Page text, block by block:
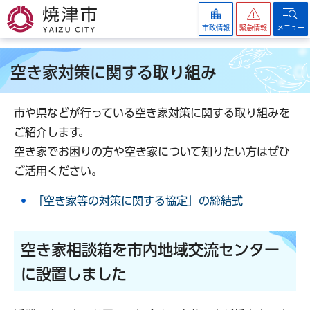
焼津市
市政情報 緊急情報 メニュー
空き家対策に関する取り組み
市や県などが行っている空き家対策に関する取り組みを
ご紹介します。
空き家でお困りの方や空き家について知りたい方はぜひ
ご活用ください。
「空き家等の対策に関する協定」の締結式
空き家相談箱を市内地域交流センター
に設置しました